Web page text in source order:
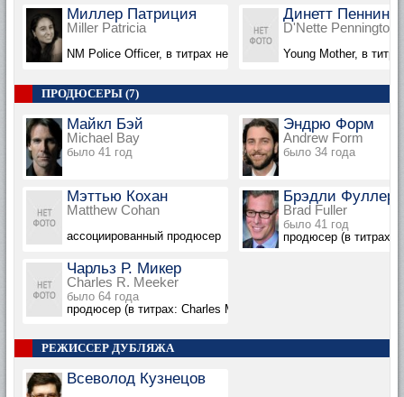
Миллер Патриция
Miller Patricia
NM Police Officer, в титрах не указана
Динетт
D'Nette Pennington
Young Mother, в
ПРОДЮСЕРЫ (7)
Майкл Бэй
Michael Bay
было 41 год
Эндрю Форм
Andrew Form
было 34 года
Мэттью Кохан
Matthew Cohan
ассоциированный продюсер
Брэдли Фуллер
Brad Fuller
было 41 год
продюсер (в титрах:
Чарльз Р. Микер
Charles R. Meeker
было 64 года
продюсер (в титрах: Charles Meeker)
РЕЖИССЕР ДУБЛЯЖА
Всеволод Кузнецов